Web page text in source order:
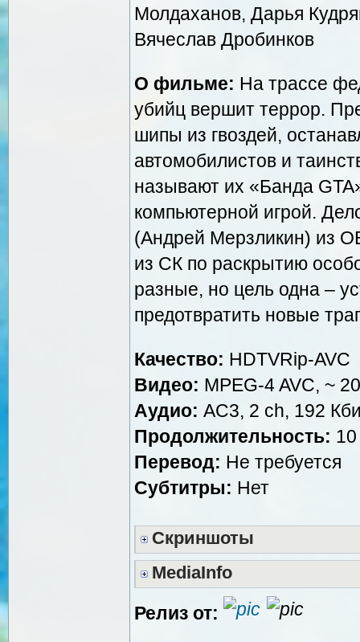
Молдаханов, Дарья
Вячеслав Дробинков
О фильме: На трассе
убийц вершит террор.
шипы из гвоздей,
автомобилистов и
называют их «Банда
компьютерной игрой.
(Андрей Мерзликин) из
из СК по раскрытию
разные, но цель одна –
предотвратить новые
Качество: HDTVRip-AVC
Видео: MPEG-4 AVC, ~
Аудио: AC3, 2 ch, 192
Продолжительность:
Перевод: Не требуется
Субтитры: Нет
Скриншоты
MediaInfo
Релиз от: